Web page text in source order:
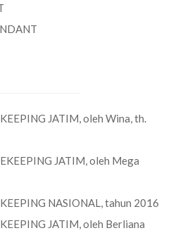
JATIM, oleh Wina, th.
JATIM, oleh Mega
NASIONAL, tahun 2016
JATIM, oleh Berliana